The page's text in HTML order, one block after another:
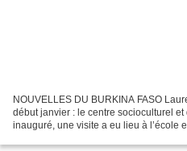
NOUVELLES DU BURKINA FASO
début janvier : le centre socioculturel
inauguré, une visite a eu lieu à l’école